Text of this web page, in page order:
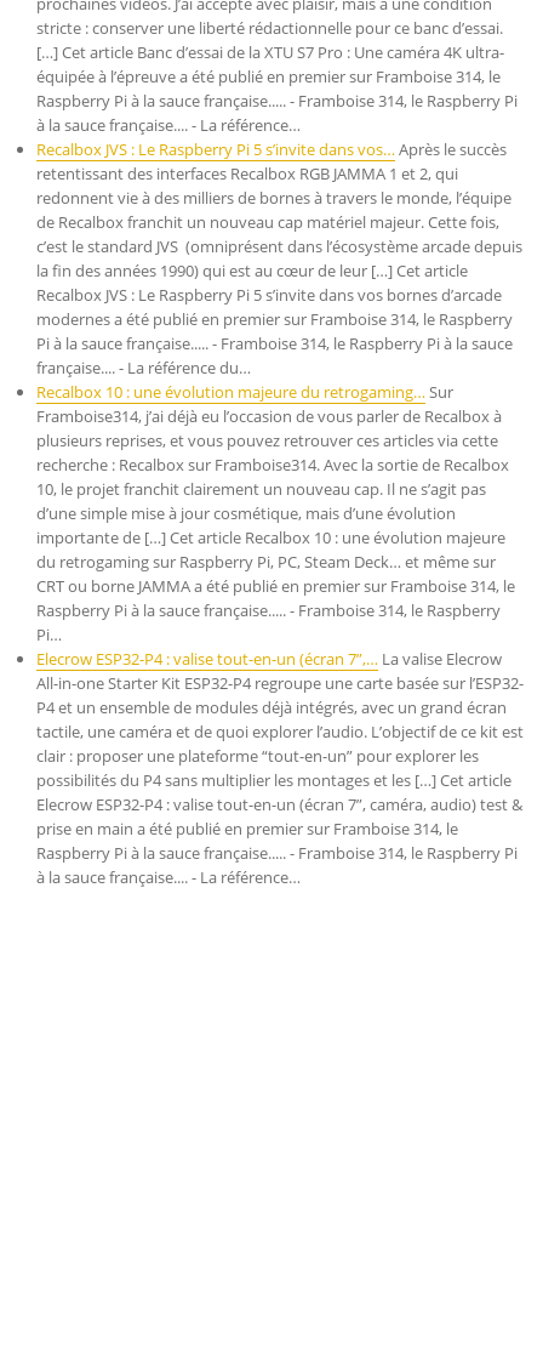
stricte : conserver une liberté rédactionnelle pour ce banc d’essai.
[…] Cet article Banc d’essai de la XTU S7 Pro : Une caméra 4K ultra-
équipée à l’épreuve a été publié en premier sur Framboise 314, le
Raspberry Pi à la sauce française..... - Framboise 314, le Raspberry Pi
à la sauce française.... - La référence…
Recalbox JVS : Le Raspberry Pi 5 s’invite dans vos…Après le succès
retentissant des interfaces Recalbox RGB JAMMA 1 et 2, qui
redonnent vie à des milliers de bornes à travers le monde, l’équipe
de Recalbox franchit un nouveau cap matériel majeur. Cette fois,
c’est le standard JVS (omniprésent dans l’écosystème arcade depuis
la fin des années 1990) qui est au cœur de leur […] Cet article
Recalbox JVS : Le Raspberry Pi 5 s’invite dans vos bornes d’arcade
modernes a été publié en premier sur Framboise 314, le Raspberry
Pi à la sauce française..... - Framboise 314, le Raspberry Pi à la sauce
française.... - La référence du…
Recalbox 10 : une évolution majeure du retrogaming…Sur
Framboise314, j’ai déjà eu l’occasion de vous parler de Recalbox à
plusieurs reprises, et vous pouvez retrouver ces articles via cette
recherche : Recalbox sur Framboise314. Avec la sortie de Recalbox
10, le projet franchit clairement un nouveau cap. Il ne s’agit pas
d’une simple mise à jour cosmétique, mais d’une évolution
importante de […] Cet article Recalbox 10 : une évolution majeure
du retrogaming sur Raspberry Pi, PC, Steam Deck… et même sur
CRT ou borne JAMMA a été publié en premier sur Framboise 314, le
Raspberry Pi à la sauce française..... - Framboise 314, le Raspberry
Pi…
Elecrow ESP32-P4 : valise tout-en-un (écran 7”,… La valise Elecrow
All-in-one Starter Kit ESP32-P4 regroupe une carte basée sur l’ESP32-
P4 et un ensemble de modules déjà intégrés, avec un grand écran
tactile, une caméra et de quoi explorer l’audio. L’objectif de ce kit est
clair : proposer une plateforme “tout-en-un” pour explorer les
possibilités du P4 sans multiplier les montages et les […] Cet article
Elecrow ESP32-P4 : valise tout-en-un (écran 7”, caméra, audio) test &
prise en main a été publié en premier sur Framboise 314, le
Raspberry Pi à la sauce française..... - Framboise 314, le Raspberry Pi
à la sauce française.... - La référence…